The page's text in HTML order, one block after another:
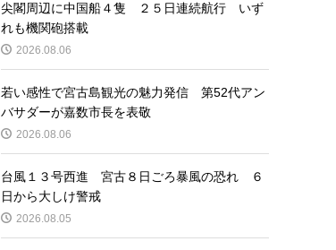
尖閣周辺に中国船４隻 ２５日連続航行 いず
れも機関砲搭載
2026.08.06
若い感性で宮古島観光の魅力発信 第52代アン
バサダーが嘉数市長を表敬
2026.08.06
台風１３号西進 宮古８日ごろ暴風の恐れ ６
日から大しけ警戒
2026.08.05